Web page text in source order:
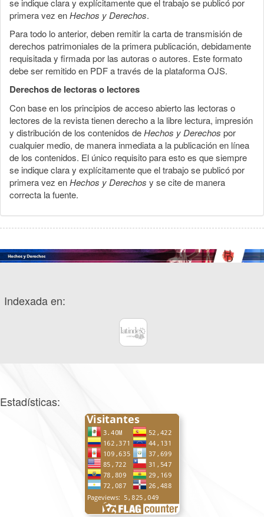
se indique clara y explícitamente que el trabajo se publicó por
primera vez enHechos y Derechos.
Para todo lo anterior, deben remitir la carta de transmisión de
derechos patrimoniales de la primera publicación, debidamente
requisitada y firmada por las autoras o autores. Este formato
debe ser remitido en PDF a través de la plataforma OJS.
Derechos de lectoras o lectores
Con base en los principios de acceso abierto las lectoras o
lectores de la revista tienen derecho a la libre lectura, impresión
y distribución de los contenidos deHechos y Derechos por
cualquier medio, de manera inmediata a la publicación en línea
de los contenidos. El único requisito para esto es que siempre
se indique clara y explícitamente que el trabajo se publicó por
primera vez enHechos y Derechos y se cite de manera
correcta la fuente.
Indexada en:
Estadísticas: